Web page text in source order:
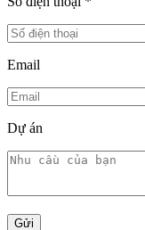
Email
Dự án